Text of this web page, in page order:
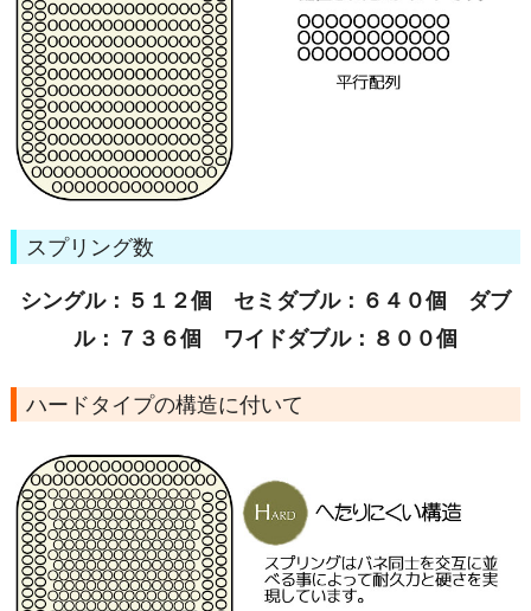
スプリング数
シングル：５１２個 セミダブル：６４０個 ダブ
ル：７３６個 ワイドダブル：８００個
ハードタイプの構造に付いて